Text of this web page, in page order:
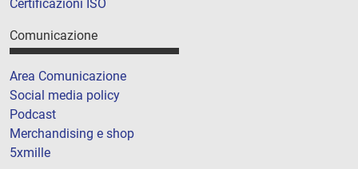
Certificazioni ISO
Comunicazione
Area Comunicazione
Social media policy
Podcast
Merchandising e shop
5xmille